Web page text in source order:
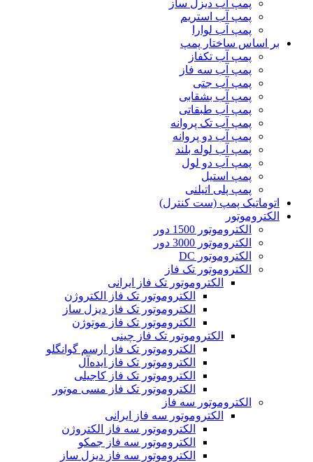
پمپ آب دیزل ساز
پمپ آب استریم
پمپ آب لوارا
بر اساس ساختار پمپ
پمپ آب تکفاز
پمپ آب سه فاز
پمپ آب جتی
پمپ آب بشقابی
پمپ آب طبقاتی
پمپ آب تک پروانه
پمپ آب دو پروانه
پمپ آب لوله بلند
پمپ آب دو لول
پمپ استیل
پمپ پلی اتیلنی
اتوماتیک پمپ (ست کنترل)
الکتروموتور
الکتروموتور 1500 دور
الکتروموتور 3000 دور
الکتروموتور DC
الکتروموتور تک فاز
الکتروموتور تک فاز ایرانی
الکتروموتور تک فاز الکتروژن
الکتروموتور تک فاز دیزل ساز
الکتروموتور تک فاز موتوژن
الکتروموتور تک فاز چینی
الکتروموتور تک فاز ارسم گوانگلو
الکتروموتور تک فاز ایده‌آل
الکتروموتور تک فاز کاجیلی
الکتروموتور تک فاز مسی موتور
الکتروموتور سه فاز
الکتروموتور سه فاز ایرانی
الکتروموتور سه فاز الکتروژن
الکتروموتور سه فاز جمکو
الکتروموتور سه فاز دیزل ساز